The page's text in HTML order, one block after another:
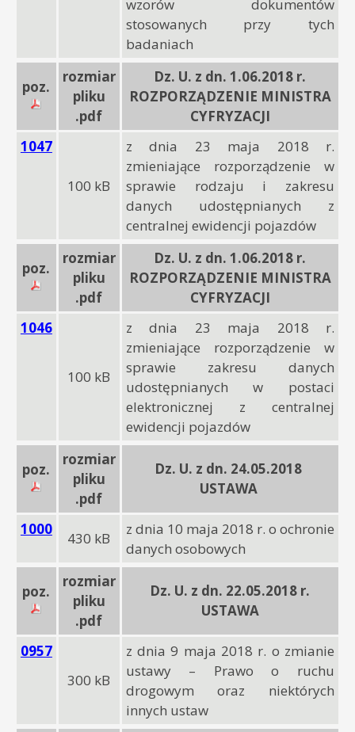
wzorów dokumentów
stosowanych przy tych
badaniach
poz.
rozmiar
pliku
.pdf
Dz. U. z dn. 1.06.2018 r.
ROZPORZĄDZENIE MINISTRA
CYFRYZACJI
1047
100 kB
z dnia 23 maja 2018 r.
zmieniające rozporządzenie w
sprawie rodzaju i zakresu
danych udostępnianych z
centralnej ewidencji pojazdów
poz.
rozmiar
pliku
.pdf
Dz. U. z dn. 1.06.2018 r.
ROZPORZĄDZENIE MINISTRA
CYFRYZACJI
1046
100 kB
z dnia 23 maja 2018 r.
zmieniające rozporządzenie w
sprawie zakresu danych
udostępnianych w postaci
elektronicznej z centralnej
ewidencji pojazdów
poz.
rozmiar
pliku
.pdf
Dz. U. z dn. 24.05.2018
USTAWA
1000
430 kB
z dnia 10 maja 2018 r. o ochronie
danych osobowych
poz.
rozmiar
pliku
.pdf
Dz. U. z dn. 22.05.2018 r.
USTAWA
0957
300 kB
z dnia 9 maja 2018 r. o zmianie
ustawy – Prawo o ruchu
drogowym oraz niektórych
innych ustaw